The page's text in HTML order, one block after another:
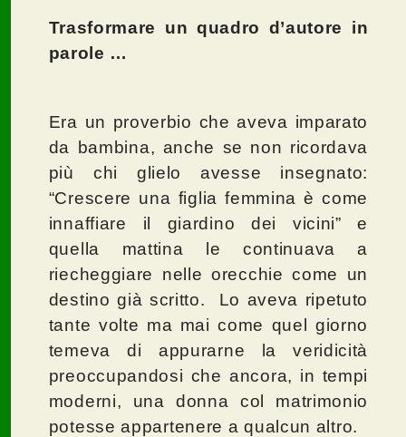
Trasformare un quadro d’autore in
parole …
Era un proverbio che aveva imparato
da bambina, anche se non ricordava
più chi glielo avesse insegnato:
“Crescere una figlia femmina è come
innaffiare il giardino dei vicini” e
quella mattina le continuava a
riecheggiare nelle orecchie come un
destino già scritto. Lo aveva ripetuto
tante volte ma mai come quel giorno
temeva di appurarne la veridicità
preoccupandosi che ancora, in tempi
moderni, una donna col matrimonio
potesse appartenere a qualcun altro.